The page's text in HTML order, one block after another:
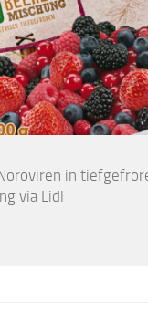
in
via Lidl